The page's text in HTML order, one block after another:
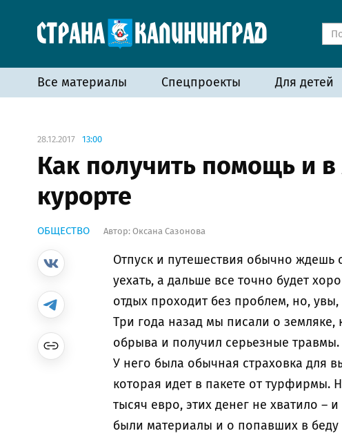
Все материалы Спецпроекты Для детей
28.12.2017 13:00
Как получить помощь и в
курорте
ОБЩЕСТВО Автор: Оксана Сазонова
Отпуск и путешествия обычно ждешь
уехать, а дальше все точно будет
отдых проходит без проблем, но,
Три года назад мы писали о
обрыва и получил серьезные травмы.
У него была обычная страховка для
которая идет в пакете от турфирмы.
тысяч евро, этих денег не хватило –
были материалы и о попавших в